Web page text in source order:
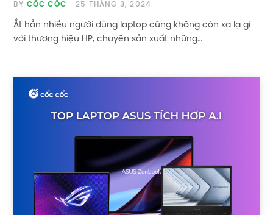
BY CỐC CỐC 25 THÁNG 3, 2024
Ắt hẳn nhiều người dùng laptop cũng không còn xa lạ gì
với thương hiệu HP, chuyên sản xuất những…